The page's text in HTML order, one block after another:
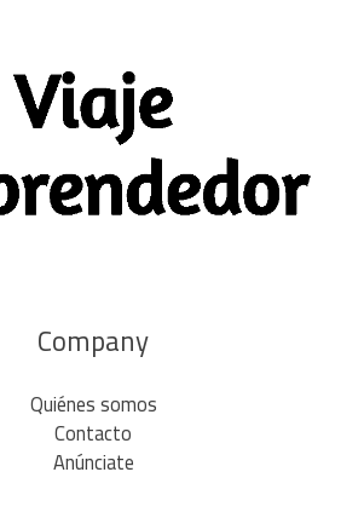
Company
Quiénes somos
Contacto
Anúnciate